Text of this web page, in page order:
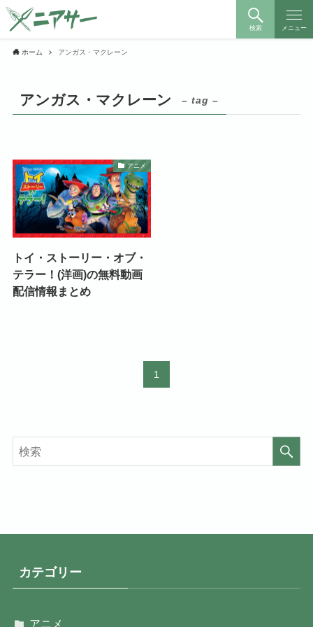
検索 メニュー
ホーム アンガス・マクレーン
アンガス・マクレーン – tag –
アニメ
トイ・ストーリー・オブ・
テラー！(洋画)の無料動画
配信情報まとめ
1
カテゴリー
アニメ